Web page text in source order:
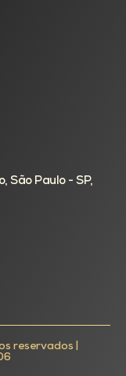
São Paulo - SP,
reservados |